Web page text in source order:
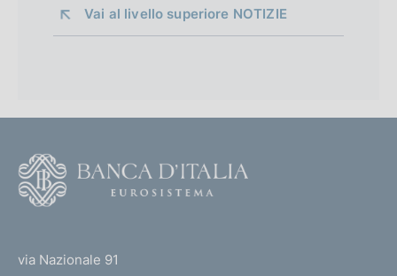
Vai al livello superiore NOTIZIE
via Nazionale 91